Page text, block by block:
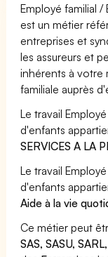
Employé familial /
est un métier
entreprises et
les assureurs et
inhérents à votre
familiale auprès
Le travail
d'enfants
SERVICES A LA
Le travail
d'enfants
Aide à la vie
Ce métier peut
SAS, SASU,